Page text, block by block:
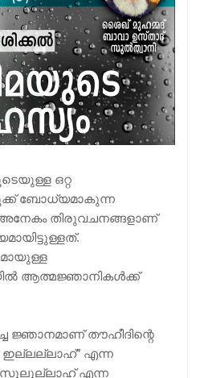
ഒറ്റ
ബോധ്യമാകുന്ന
തിരുവചനങ്ങളാണ്
ആത്മജ്ഞാനികള്‍ക്ക്
ജ്ഞാനമാണ് തൗഹീദിന്റെ
ഇല്ലല്ലാഹ്” എന്ന
എന്ന